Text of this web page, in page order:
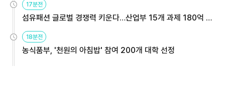
17분전
섬유패션 글로벌 경쟁력 키운다…산업부 15개 과제 180억 지
18분전
농식품부, '천원의 아침밥' 참여 200개 대학 선정